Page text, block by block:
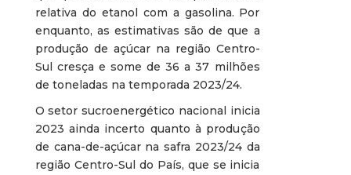
relativa do etanol com a gasolina. Por
enquanto, as estimativas são de que a
produção de açúcar na região Centro-
Sul cresça e some de 36 a 37 milhões
de toneladas na temporada 2023/24.
O setor sucroenergético nacional inicia
2023 ainda incerto quanto à produção
de cana-de-açúcar na safra 2023/24 da
região Centro-Sul do País, que se inicia